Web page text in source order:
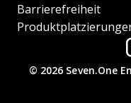
Barrierefreiheit
© 2026 Seven.One